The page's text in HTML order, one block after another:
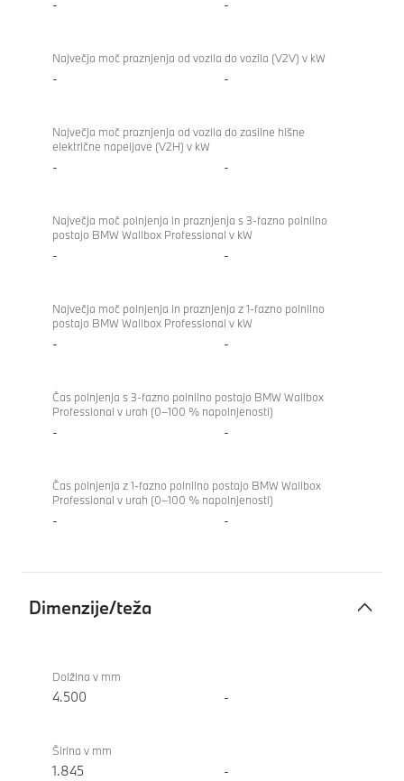
- -
Največja moč praznjenja od vozila do vozila (V2V) v kW
- -
Največja moč praznjenja od vozila do zasilne hišne
električne napeljave (V2H) v kW
- -
Največja moč polnjenja in praznjenja s 3-fazno polnilno
postajo BMW Wallbox Professional v kW
- -
Največja moč polnjenja in praznjenja z 1-fazno polnilno
postajo BMW Wallbox Professional v kW
- -
Čas polnjenja s 3-fazno polnilno postajo BMW Wallbox
Professional v urah (0–100 % napolnjenosti)
- -
Čas polnjenja z 1-fazno polnilno postajo BMW Wallbox
Professional v urah (0–100 % napolnjenosti)
- -
Dimenzije/teža
xDrive23i
Dolžina v mm
4.500 -
Širina v mm
1.845 -